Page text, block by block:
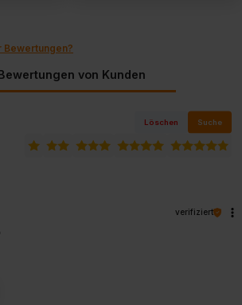
Bewertungen?
von Kunden
Löschen Suche
verifiziert